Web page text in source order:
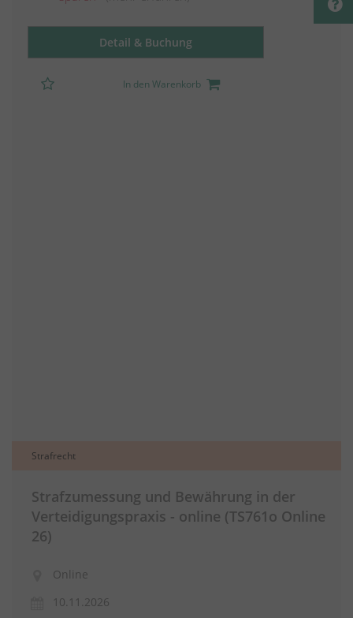
Detail & Buchung
In den Warenkorb
Strafrecht
Strafzumessung und Bewährung in der
Verteidigungspraxis - online (TS761o Online
26)
Online
10.11.2026